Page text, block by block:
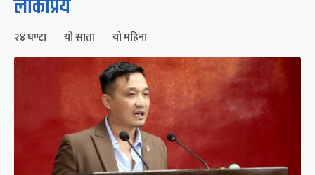
लोकप्रिय
२४ घण्टा यो साता यो महिना